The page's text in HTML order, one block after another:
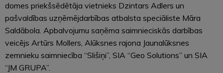
domes priekšsēdētāja vietnieks Dzintars Adlers un
pašvaldības uzņēmējdarbības atbalsta speciāliste Māra
Saldābola. Apbalvojumu saņēma saimnieciskās darbības
veicējs Artūrs Mollers, Alūksnes rajona Jaunalūksnes
zemnieku saimniecība “Slišiņi”, SIA “Geo Solutions” un SIA
“JM GRUPA”.